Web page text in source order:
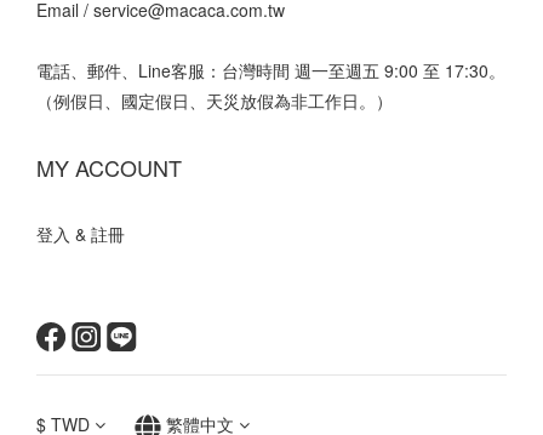
Email / service@macaca.com.tw
電話、郵件、Line客服：台灣時間 週一至週五 9:00 至 17:30。
（例假日、國定假日、天災放假為非工作日。）
MY ACCOUNT
登入 & 註冊
$ TWD 繁體中文